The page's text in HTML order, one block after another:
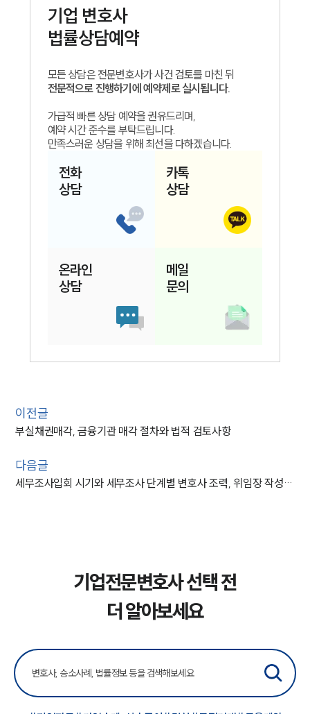
인재채용
만화로 보는 사례
기업 변호사
법률상담예약
모든 상담은 전문변호사가 사건 검토를 마친 뒤
전문적으로 진행하기에 예약제로 실시됩니다.
가급적 빠른 상담 예약을 권유드리며,
예약 시간 준수를 부탁드립니다.
만족스러운 상담을 위해 최선을 다하겠습니다.
전화
상담
카톡
상담
온라인
상담
메일
문의
이전글
부실채권매각, 금융기관 매각 절차와 법적 검토사항
다음글
세무조사입회 시기와 세무조사 단계별 변호사 조력, 위임장 작성 가이드
기업전문변호사 선택 전
더 알아보세요